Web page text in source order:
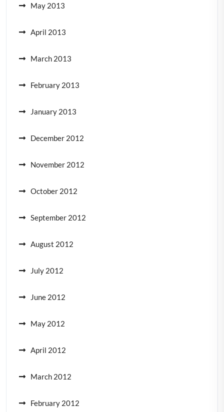
May 2013
April 2013
March 2013
February 2013
January 2013
December 2012
November 2012
October 2012
September 2012
August 2012
July 2012
June 2012
May 2012
April 2012
March 2012
February 2012